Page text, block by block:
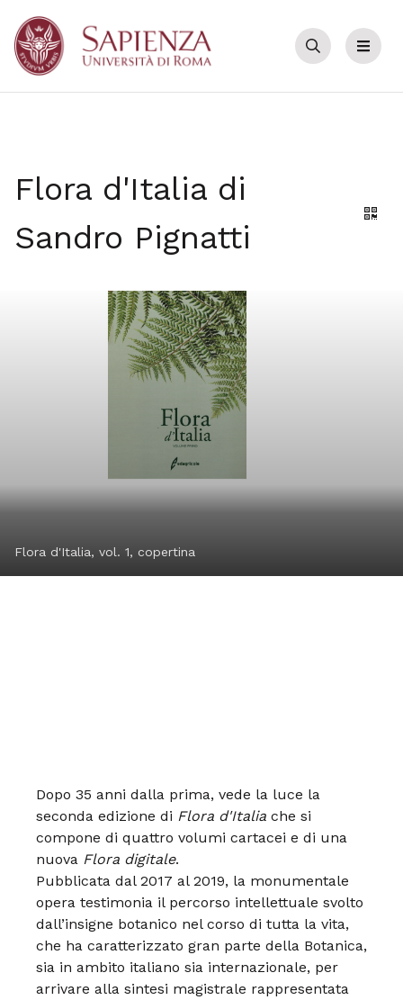
Cerca Menu
Flora d'Italia di
Sandro Pignatti
Flora d'Italia, vol. 1, copertina
Dopo 35 anni dalla prima, vede la luce la
seconda edizione di Flora d'Italia che si
compone di quattro volumi cartacei e di una
nuova Flora digitale.
Pubblicata dal 2017 al 2019, la monumentale
opera testimonia il percorso intellettuale svolto
dall’insigne botanico nel corso di tutta la vita,
che ha caratterizzato gran parte della Botanica,
sia in ambito italiano sia internazionale, per
arrivare alla sintesi magistrale rappresentata